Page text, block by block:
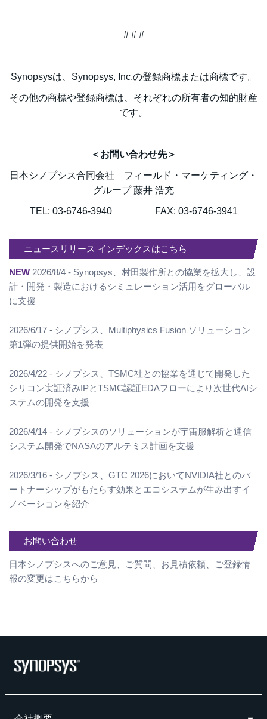
# # #
Synopsysは、Synopsys, Inc.の登録商標または商標です。
その他の商標や登録商標は、それぞれの所有者の知的財産
です。
＜お問い合わせ先＞
日本シノプシス合同会社 フィールド・マーケティング・
グループ 藤井 浩充
TEL: 03-6746-3940 FAX: 03-6746-3941
ニュースリリース インデックスはこちら
NEW 2026/8/4 - Synopsys、村田製作所との協業を拡大し、設
計・開発・製造におけるシミュレーション活用をグローバル
に支援
2026/6/17 - シノプシス、Multiphysics Fusion ソリューション
第1弾の提供開始を発表
2026/4/22 - シノプシス、TSMC社との協業を通じて開発した
シリコン実証済みIPとTSMC認証EDAフローにより次世代AIシ
ステムの開発を支援
2026/4/14 - シノプシスのソリューションが宇宙服解析と通信
システム開発でNASAのアルテミス計画を支援
2026/3/16 - シノプシス、GTC 2026においてNVIDIA社とのパ
ートナーシップがもたらす効果とエコシステムが生み出すイ
ノベーションを紹介
お問い合わせ
日本シノプシスへのご意見、ご質問、お見積依頼、ご登録情
報の変更はこちらから